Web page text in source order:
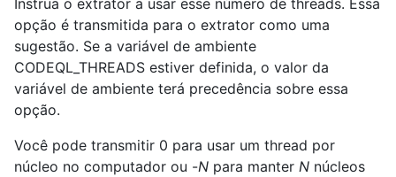
opção é transmitida para o extrator como uma
sugestão. Se a variável de ambiente
CODEQL_THREADS estiver definida, o valor da
variável de ambiente terá precedência sobre essa
opção.
Você pode transmitir 0 para usar um thread por
núcleo no computador ou -N para manter N núcleos